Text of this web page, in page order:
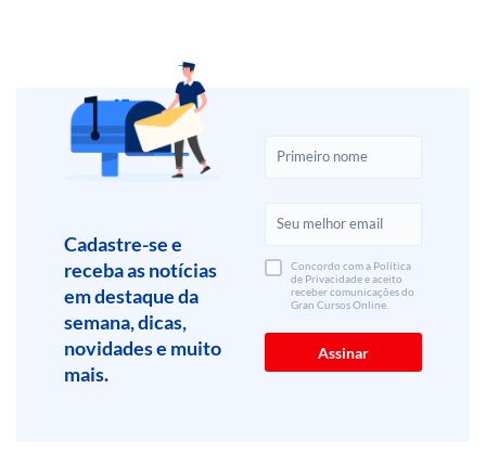
Cadastre-se e
receba as notícias
em destaque da
semana, dicas,
novidades e muito
mais.
Concordo com a Política
de Privacidade e aceito
receber comunicações do
Gran Cursos Online.